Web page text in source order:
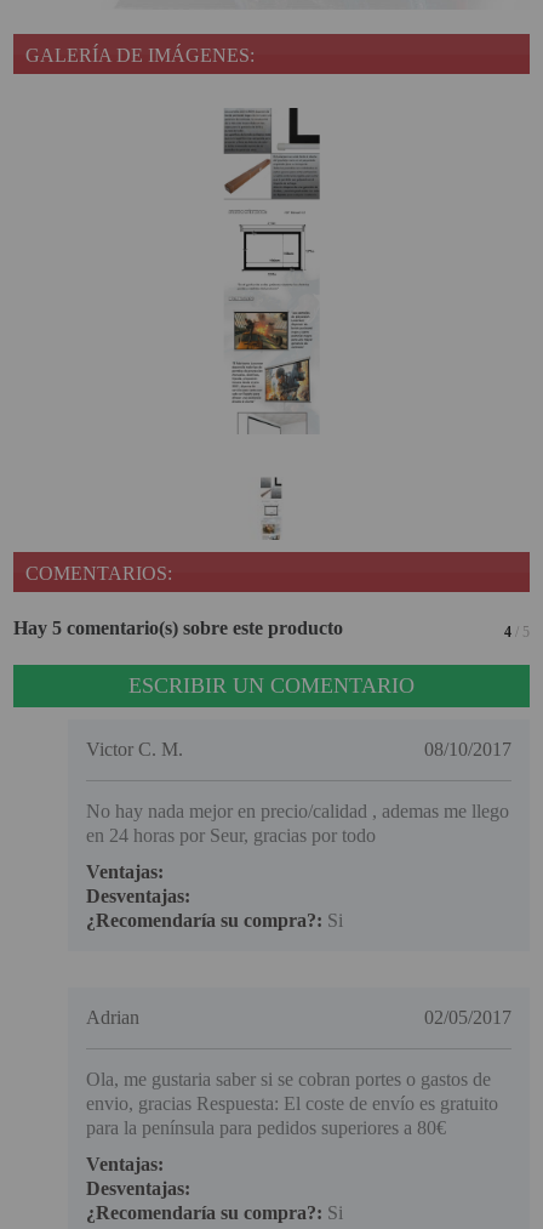
GALERÍA DE IMÁGENES:
COMENTARIOS:
Hay 5 comentario(s) sobre este producto 4/ 5
ESCRIBIR UN COMENTARIO
Victor C. M. 08/10/2017
No hay nada mejor en precio/calidad , ademas me llego
en 24 horas por Seur, gracias por todo
Ventajas:
Desventajas:
¿Recomendaría su compra?: Si
Adrian 02/05/2017
Ola, me gustaria saber si se cobran portes o gastos de
envio, gracias Respuesta: El coste de envío es gratuito
para la península para pedidos superiores a 80€
Ventajas:
Desventajas:
¿Recomendaría su compra?: Si